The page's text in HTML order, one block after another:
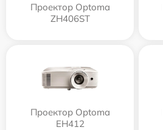
Проектор Optoma
ZH406ST
Проектор Optoma
EH412